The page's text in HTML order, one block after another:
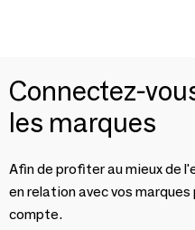
Connectez-
les marques
Afin de profiter au mieux de
en relation avec vos
compte.